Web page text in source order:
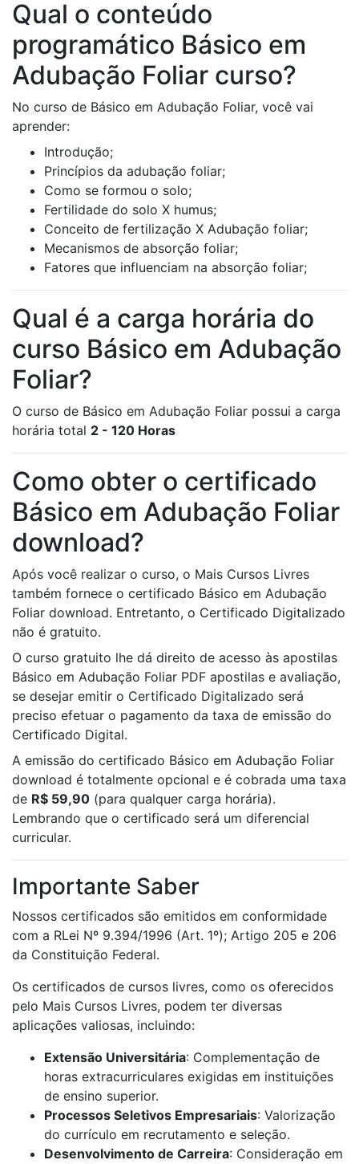
Qual o conteúdo
programático Básico em
Adubação Foliar curso?
No curso de Básico em Adubação Foliar, você vai
aprender:
Introdução;
Princípios da adubação foliar;
Como se formou o solo;
Fertilidade do solo X humus;
Conceito de fertilização X Adubação foliar;
Mecanismos de absorção foliar;
Fatores que influenciam na absorção foliar;
Qual é a carga horária do
curso Básico em Adubação
Foliar?
O curso de Básico em Adubação Foliar possui a carga
horária total 2 - 120 Horas
Como obter o certificado
Básico em Adubação Foliar
download?
Após você realizar o curso, o Mais Cursos Livres
também fornece o certificado Básico em Adubação
Foliar download. Entretanto, o Certificado Digitalizado
não é gratuito.
O curso gratuito lhe dá direito de acesso às apostilas
Básico em Adubação Foliar PDF apostilas e avaliação,
se desejar emitir o Certificado Digitalizado será
preciso efetuar o pagamento da taxa de emissão do
Certificado Digital.
A emissão do certificado Básico em Adubação Foliar
download é totalmente opcional e é cobrada uma taxa
de R$ 59,90 (para qualquer carga horária).
Lembrando que o certificado será um diferencial
curricular.
Importante Saber
Nossos certificados são emitidos em conformidade
com a RLei Nº 9.394/1996 (Art. 1º); Artigo 205 e 206
da Constituição Federal.
Os certificados de cursos livres, como os oferecidos
pelo Mais Cursos Livres, podem ter diversas
aplicações valiosas, incluindo:
Extensão Universitária: Complementação de
horas extracurriculares exigidas em instituições
de ensino superior.
Processos Seletivos Empresariais: Valorização
do currículo em recrutamento e seleção.
Desenvolvimento de Carreira: Consideração em